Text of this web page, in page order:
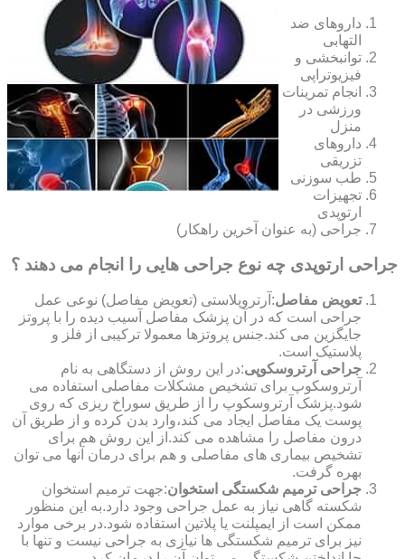
داروهای ضد
التهابی
توانبخشی و
فیزیوتراپی
انجام تمرینات
ورزشی در
منزل
داروهای
تزریقی
طب سوزنی
تجهیزات
ارتوپدی
جراحی (به عنوان آخرین راهکار)
جراحی ارتوپدی چه نوع جراحی هایی را انجام می دهند ؟
تعویض مفاصل:آرتروپلاستی (تعویض مفاصل) نوعی عمل
جراحی است که در آن پزشک مفاصل آسیب دیده را با پروتز
جایگزین می کند.جنس پروتزها معمولا ترکیبی از فلز و
پلاستیک است.
جراحی آرتروسکوپی:در این روش از دستگاهی به نام
آرتروسکوپ برای تشخیص مشکلات مفاصلی استفاده می
شود.پزشک آرتروسکوپ را از طریق سوراخ ریزی که روی
پوست یک مفاصل ایجاد می کند،وارد بدن کرده و از طریق آن
درون مفاصل را مشاهده می کند.از این روش هم برای
تشخیص بیماری های مفاصلی و هم برای درمان آنها می توان
بهره گرفت.
جراحی ترمیم شکستگی استخوان:جهت ترمیم استخوان
شکسته گاهی نیاز به عمل جراحی وجود دارد.به این منظور
ممکن است از ایمپلنت یا پلاتین استفاده شود.در برخی موارد
نیز برای ترمیم شکستگی ها نیازی به جراحی نیست و تنها با